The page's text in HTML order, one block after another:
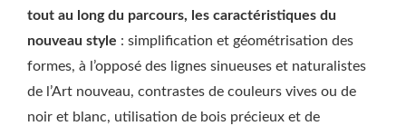
tout au long du parcours, les caractéristiques du
nouveau style : simplification et géométrisation des
formes, à l’opposé des lignes sinueuses et naturalistes
de l’Art nouveau, contrastes de couleurs vives ou de
noir et blanc, utilisation de bois précieux et de